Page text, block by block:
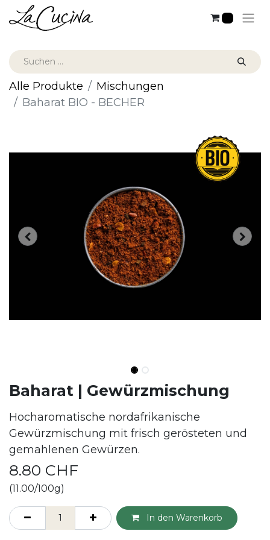
Alle Produkte
Mischungen
Baharat BIO - BECHER
Baharat | Gewürzmischung
Hocharomatische nordafrikanische
Gewürzmischung mit frisch gerösteten und
gemahlenen Gewürzen.
8.80 CHF
(11.00/100g)
In den Warenkorb